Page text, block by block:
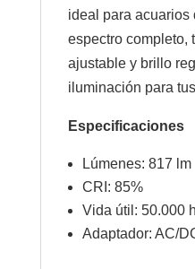
ideal para acuarios
espectro completo,
ajustable y brillo
iluminación para
Especificaciones
Lúmenes: 817 lm
CRI: 85%
Vida útil: 50.000
Adaptador: AC/